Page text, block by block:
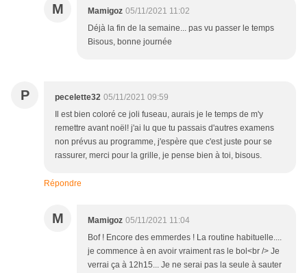
M Mamigoz 05/11/2021 11:02
Déjà la fin de la semaine... pas vu passer le temps
Bisous, bonne journée
P pecelette32 05/11/2021 09:59
Il est bien coloré ce joli fuseau, aurais je le temps de m'y
remettre avant noël! j'ai lu que tu passais d'autres examens
non prévus au programme, j'espère que c'est juste pour se
rassurer, merci pour la grille, je pense bien à toi, bisous.
Répondre
M Mamigoz 05/11/2021 11:04
Bof ! Encore des emmerdes ! La routine habituelle....
je commence à en avoir vraiment ras le bol<br /> Je
verrai ça à 12h15... Je ne serai pas la seule à sauter